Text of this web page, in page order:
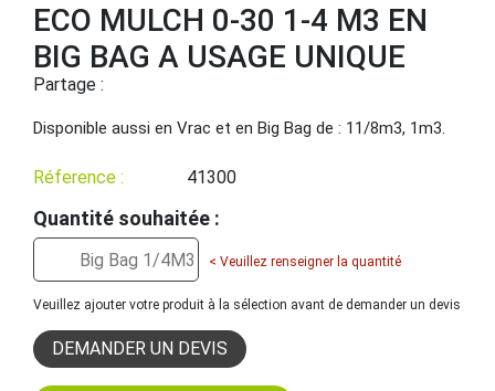
ECO MULCH 0-30 1-4 M3 EN
BIG BAG A USAGE UNIQUE
Partage :
Disponible aussi en Vrac et en Big Bag de : 11/8m3, 1m3.
Réference : 41300
Quantité souhaitée :
< Veuillez renseigner la quantité
Veuillez ajouter votre produit à la sélection avant de demander un devis
DEMANDER UN DEVIS